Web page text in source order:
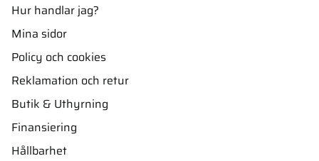
Hur handlar jag?
Mina sidor
Policy och cookies
Reklamation och retur
Butik & Uthyrning
Finansiering
Hållbarhet